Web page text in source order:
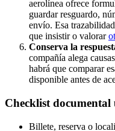
aerolínea ofrece
guardar resguardo,
envío. Esa
que insistir o valorar
Conserva la
compañía alega
habrá que comparar
disponible antes de
Checklist documental
Billete, reserva o